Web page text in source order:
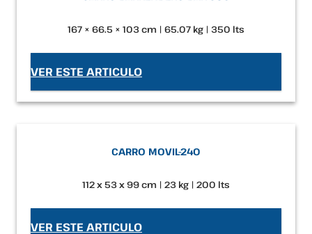
167 × 66.5 × 103 cm | 65.07 kg | 350 lts
VER ESTE ARTICULO
CARRO MOVIL-240
112 x 53 x 99 cm | 23 kg | 200 lts
VER ESTE ARTICULO